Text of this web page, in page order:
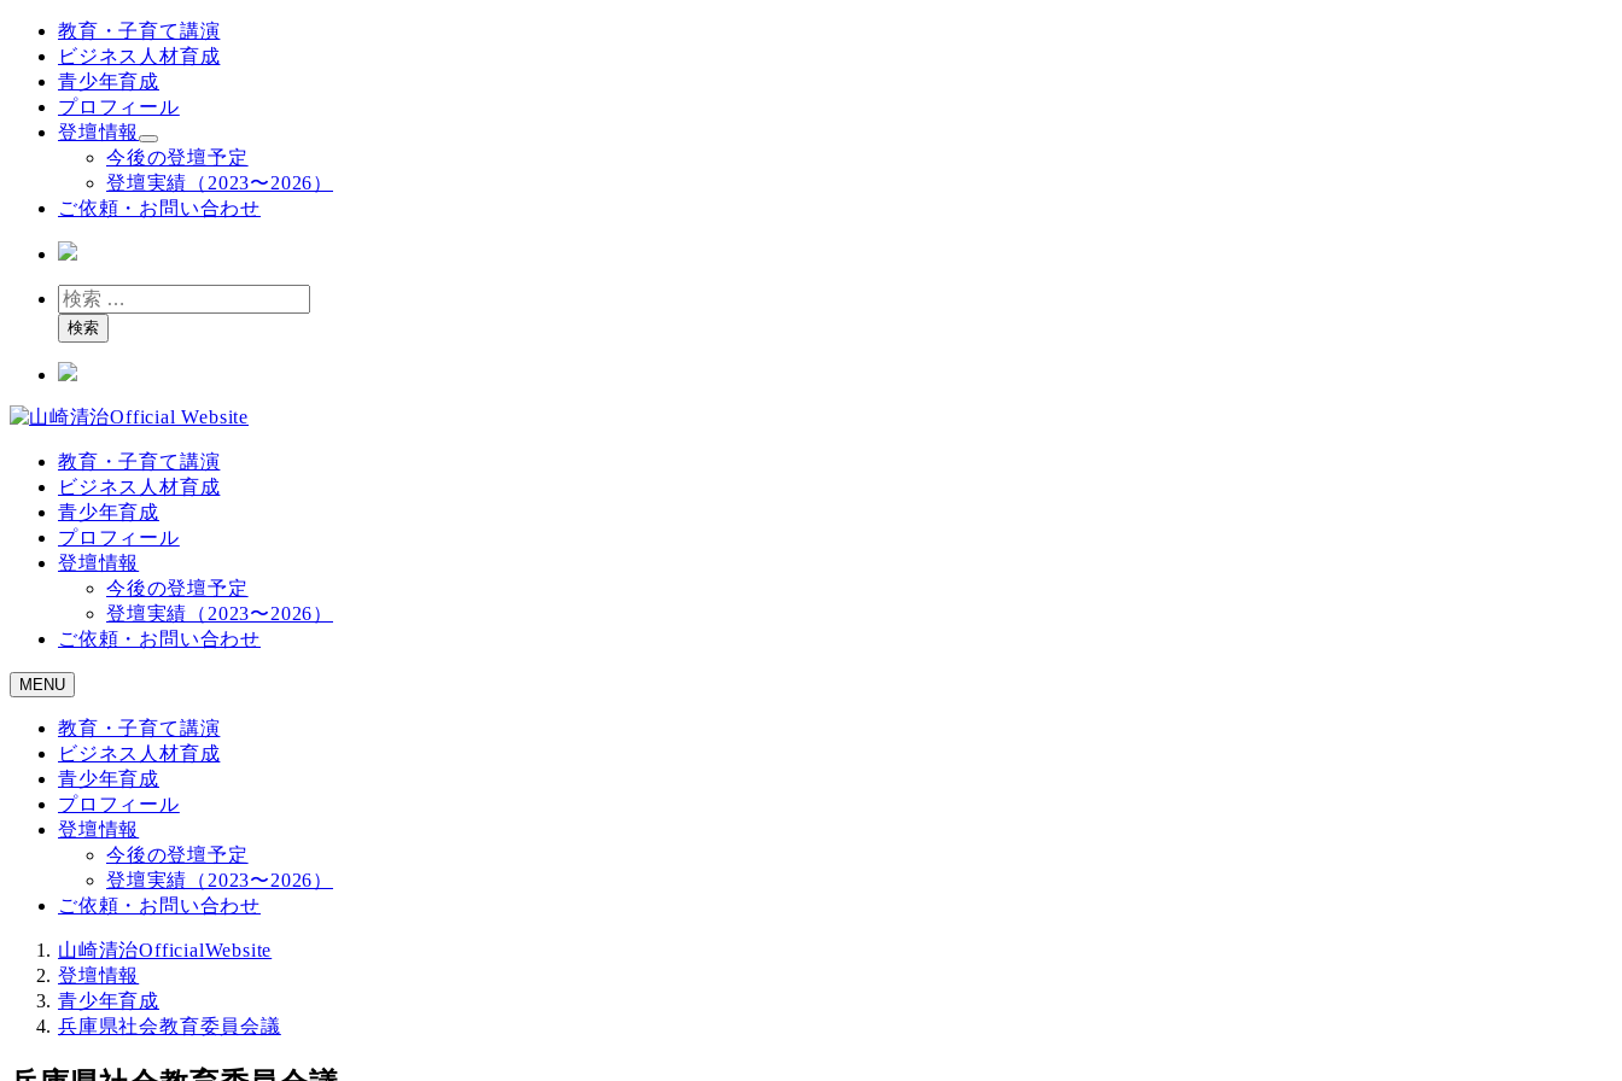
教育・子育て講演
ビジネス人材育成
青少年育成
プロフィール
登壇情報
今後の登壇予定
登壇実績（2023〜2026）
ご依頼・お問い合わせ
検
索検索
教育・子育て講演
ビジネス人材育成
青少年育成
プロフィール
登壇情報
今後の登壇予定
登壇実績（2023〜2026）
ご依頼・お問い合わせ
MENU
教育・子育て講演
ビジネス人材育成
青少年育成
プロフィール
登壇情報
今後の登壇予定
登壇実績（2023〜2026）
ご依頼・お問い合わせ
山崎清治OfficialWebsite
登壇情報
青少年育成
兵庫県社会教育委員会議